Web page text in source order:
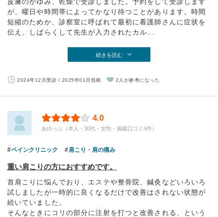
が、曜日や時間帯によってかなり待つことがあります。時間
短縮のためか、診察室に呼ばれて最初に看護師さんに症状を
伝え、しばらくして先生が入力されたカル...
続きを読む
2024年12月受診 / 2025年01月投稿 2人が参考になった
4.0
あゆっぷ（本人・30代・女性・掲載口コミ4件）
ペインクリニック 肩こり・肩の痛み
重い肩こりの方におすすめです。
首肩こりに悩んでおり、エステや整骨院、鍼灸などいろいろ
試しましたが一時的に良くなるだけで改善はされない状態が
続いていました。
そんなときにコリの部分に注射を打つと改善される、という